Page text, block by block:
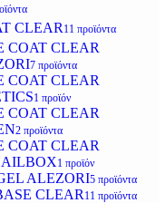
CLEAR 11 προϊόντα
COAT CLEAR
7 προϊόντα
COAT CLEAR
1 προϊόν
COAT CLEAR
2 προϊόντα
COAT CLEAR
1 προϊόν
ALEZORI5 προϊόντα
CLEAR 11 προϊόντα